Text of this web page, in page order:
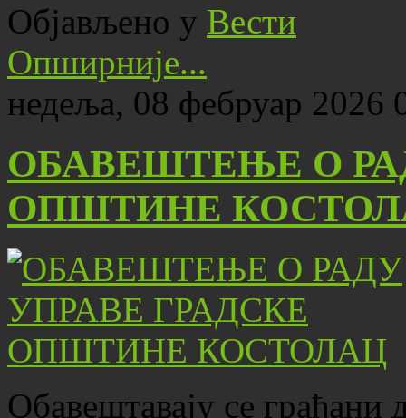
Објављено у Вести
Опширније...
недеља, 08 фебруар 2026
ОБАВЕШТЕЊЕ О
ОПШТИНЕ
Обавештавају се